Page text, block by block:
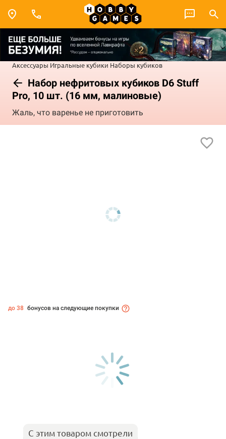
Аксессуары Игральные кубики Наборы кубиков
Набор нефритовых кубиков D6 Stuff
Pro, 10 шт. (16 мм, малиновые)
Жаль, что варенье не приготовить
до 38 бонусов на следующие покупки
С этим товаром смотрели